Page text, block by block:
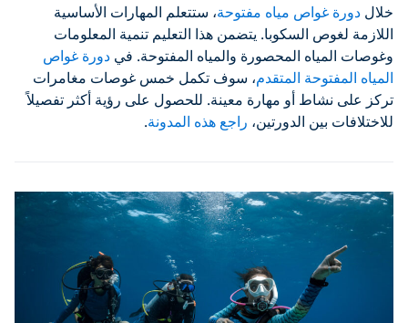
خلال دورة غواص مياه مفتوحة، ستتعلم المهارات الأساسية
اللازمة لغوص السكوبا. يتضمن هذا التعليم تنمية المعلومات
وغوصات المياه المحصورة والمياه المفتوحة. في دورة غواص
المياه المفتوحة المتقدم، سوف تكمل خمس غوصات مغامرات
تركز على نشاط أو مهارة معينة. للحصول على رؤية أكثر تفصيلاً
للاختلافات بين الدورتين، راجع هذه المدونة.